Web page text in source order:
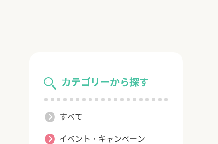
カテゴリーから探す
すべて
イベント・キャンペーン